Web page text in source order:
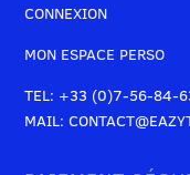
CONNEXION
MON ESPACE PERSO
TEL: +33 (0)7-56-84-
MAIL: